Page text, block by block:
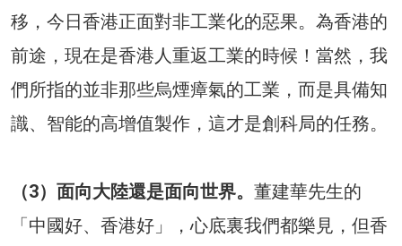
移，今日香港正面對非工業化的惡果。為香港的
前途，現在是香港人重返工業的時候！當然，我
們所指的並非那些烏煙瘴氣的工業，而是具備知
識、智能的高增值製作，這才是創科局的任務。
（3）面向大陸還是面向世界。 董建華先生的
「中國好、香港好」，心底裏我們都樂見，但香